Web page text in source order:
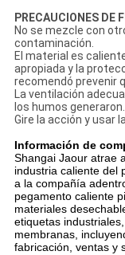
PRECAUCIONES DE
No se mezcle con
contaminación.
El material es
apropiada y la
recomendó prevenir
La ventilación
los humos generaron.
Gire la acción y usar
Información de
Shangai Jaour atrae
industria caliente del
a la compañía
pegamento caliente
materiales
etiquetas
membranas,
fabricación, ventas y